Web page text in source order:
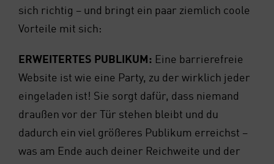
sich rich­tig – und bringt ein paar ziem­lich coo­le
Vor­tei­le mit sich:
ERWEI­TER­TES PUBLI­KUM: Eine bar­rie­re­freie
Web­site ist wie eine Par­ty, zu der wirk­lich jeder
ein­ge­la­den ist! Sie sorgt dafür, dass nie­mand
drau­ßen vor der Tür ste­hen bleibt und du
dadurch ein viel grö­ße­res Publi­kum erreichst –
was am Ende auch dei­ner Reich­wei­te und der